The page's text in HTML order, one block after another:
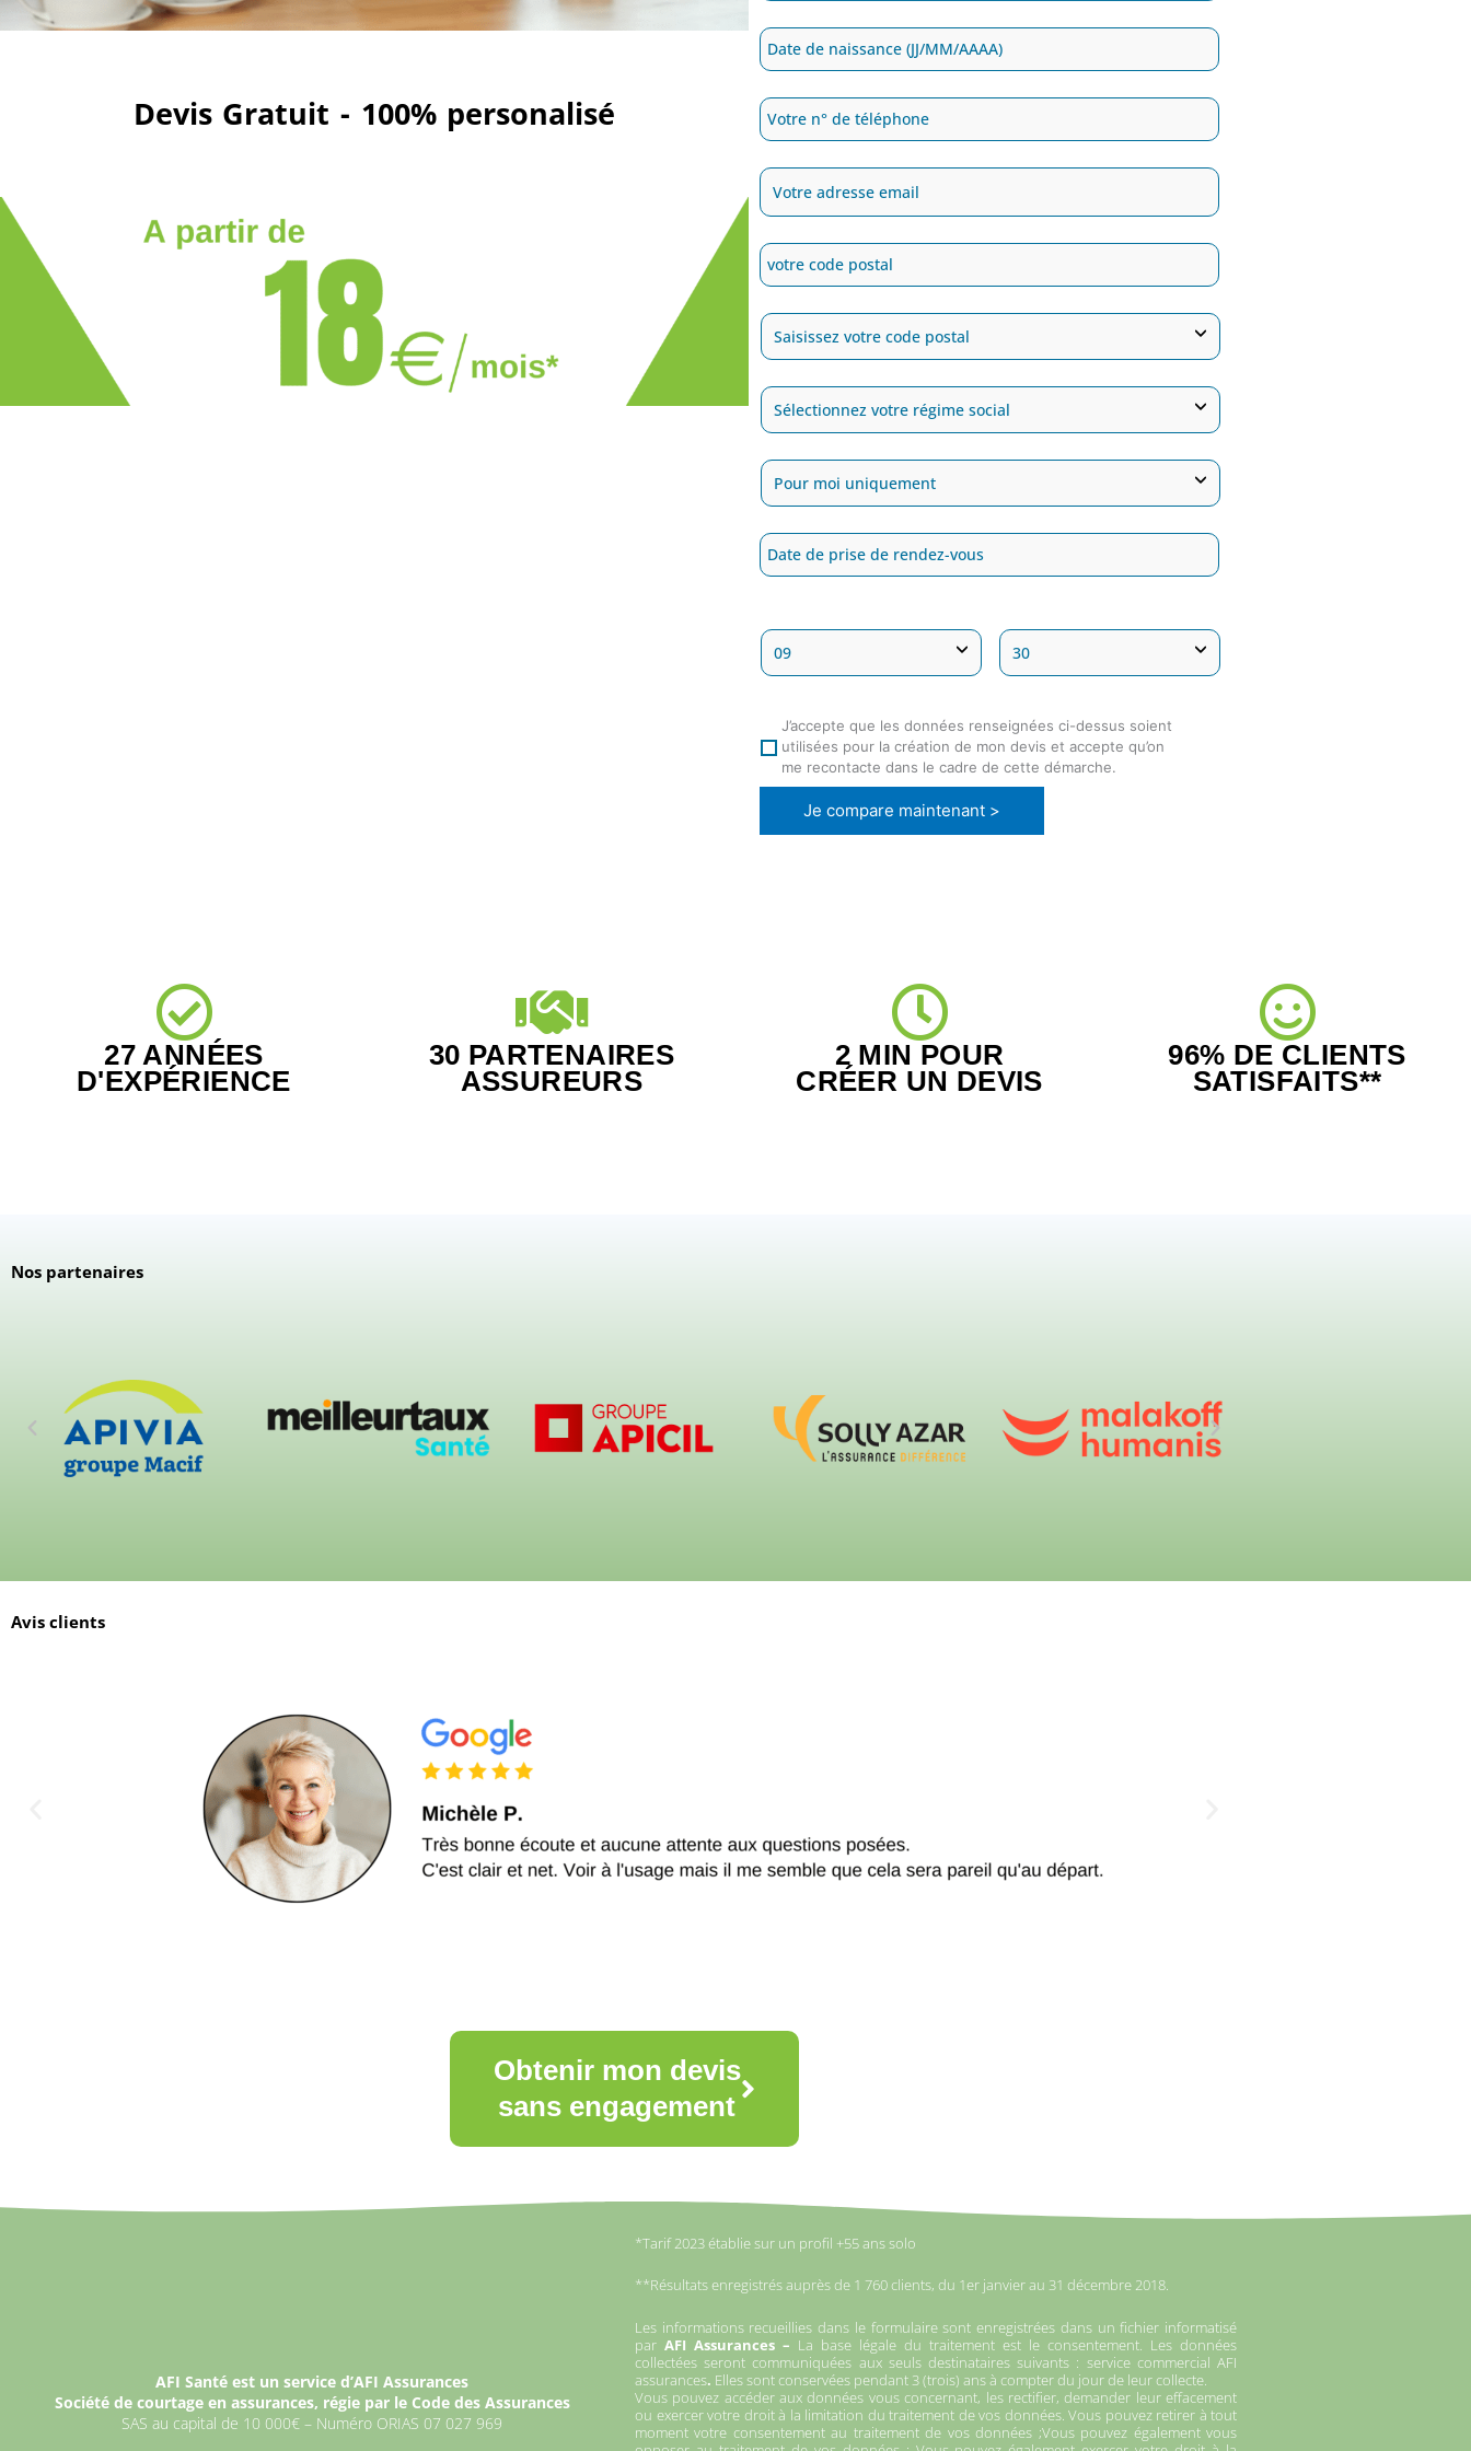
Devis Gratuit - 100% personalisé
J’accepte que les données renseignées ci-dessus soient
utilisées pour la création de mon devis et accepte qu’on
me recontacte dans le cadre de cette démarche.
Je compare maintenant >
27 ANNÉES
D'EXPÉRIENCE
30 PARTENAIRES
ASSUREURS
2 MIN POUR
CRÉER UN DEVIS
96% DE CLIENTS
SATISFAITS**
Nos partenaires
Avis clients
Obtenir mon devis
sans engagement
AFI Santé est un service d’AFI Assurances
Société de courtage en assurances, régie par le Code des Assurances
SAS au capital de 10 000€ – Numéro ORIAS 07 027 969
*Tarif 2023 établie sur un profil +55 ans solo
**Résultats enregistrés auprès de 1 760 clients, du 1er janvier au 31 décembre 2018.
Les informations recueillies dans le formulaire sont enregistrées dans un fichier informatisé
par AFI Assurances – La base légale du traitement est le consentement. Les données
collectées seront communiquées aux seuls destinataires suivants : service commercial AFI
assurances. Elles sont conservées pendant 3 (trois) ans à compter du jour de leur collecte.
Vous pouvez accéder aux données vous concernant, les rectifier, demander leur effacement
ou exercer votre droit à la limitation du traitement de vos données. Vous pouvez retirer à tout
moment votre consentement au traitement de vos données ;Vous pouvez également vous